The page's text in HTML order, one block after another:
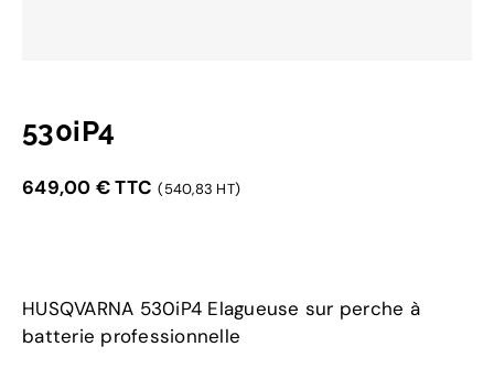
530iP4
649,00 €TTC (540,83 HT)
HUSQVARNA 530iP4 Elagueuse sur perche à
batterie professionnelle